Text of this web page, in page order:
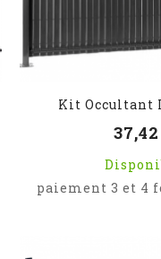
Kit Occultant
paiement 3 et 4